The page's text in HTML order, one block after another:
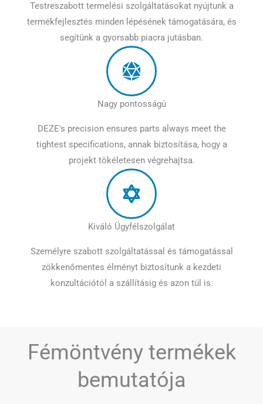
Testreszabott termelési szolgáltatásokat nyújtunk a
termékfejlesztés minden lépésének támogatására, és
segítünk a gyorsabb piacra jutásban.
Nagy pontosságú
DEZE's precision ensures parts always meet the
tightest specifications, annak biztosítása, hogy a
projekt tökéletesen végrehajtsa.
Kiváló Ügyfélszolgálat
Személyre szabott szolgáltatással és támogatással
zökkenőmentes élményt biztosítunk a kezdeti
konzultációtól a szállításig és azon túl is.
Fémöntvény termékek
bemutatója